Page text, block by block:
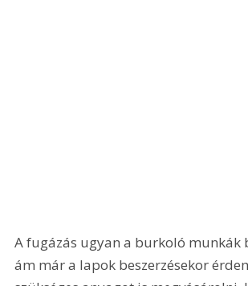
A fugázás ugyan a burkoló munkák
ám már a lapok beszerzésekor